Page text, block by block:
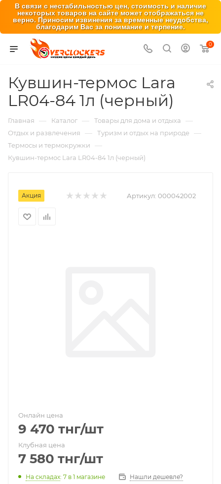
В связи с нестабильностью цен, стоимость и наличие
некоторых товаров на сайте может отображаться не
верно. Приносим извинения за временные неудобства,
благодарим Вас за понимание и терпение.
0
Кувшин-термос Lara
LR04-84 1л (черный)
Главная — Каталог — Товары для дома и отдыха —
Отдых и развлечения — Туризм и отдых на природе —
Термосы и термокружки —
Кувшин-термос Lara LR04-84 1л (черный)
Акция Артикул: 000042002
Онлайн цена
9 470 тнг/шт
Клубная цена
7 580 тнг/шт
На складах: 7 в 1 магазине Нашли дешевле?